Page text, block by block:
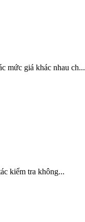
mức giá khác nhau ch...
kiểm tra không...